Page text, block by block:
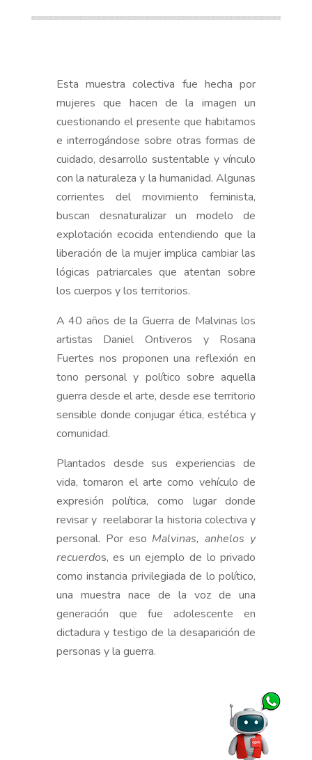
Esta muestra colectiva fue hecha por
mujeres que hacen de la imagen un
cuestionando el presente que habitamos
e interrogándose sobre otras formas de
cuidado, desarrollo sustentable y vínculo
con la naturaleza y la humanidad. Algunas
corrientes del movimiento feminista,
buscan desnaturalizar un modelo de
explotación ecocida entendiendo que la
liberación de la mujer implica cambiar las
lógicas patriarcales que atentan sobre
los cuerpos y los territorios.
A 40 años de la Guerra de Malvinas los
artistas Daniel Ontiveros y Rosana
Fuertes nos proponen una reflexión en
tono personal y político sobre aquella
guerra desde el arte, desde ese territorio
sensible donde conjugar ética, estética y
comunidad.
Plantados desde sus experiencias de
vida, tomaron el arte como vehículo de
expresión política, como lugar donde
revisar y reelaborar la historia colectiva y
personal. Por eso Malvinas, anhelos y
recuerdos, es un ejemplo de lo privado
como instancia privilegiada de lo político,
una muestra nace de la voz de una
generación que fue adolescente en
dictadura y testigo de la desaparición de
personas y la guerra.